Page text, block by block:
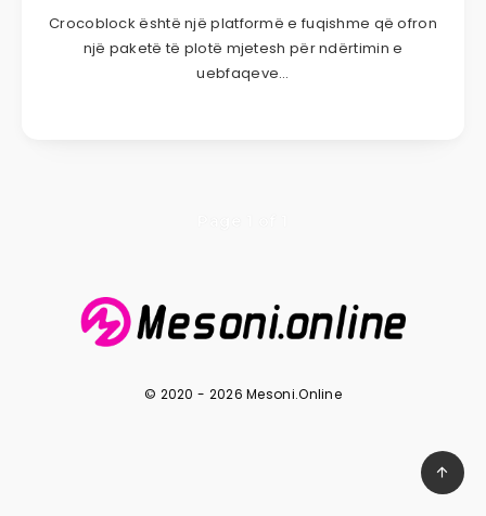
Crocoblock është një platformë e fuqishme që ofron
një paketë të plotë mjetesh për ndërtimin e
uebfaqeve…
© 2020 - 2026 Mesoni.Online